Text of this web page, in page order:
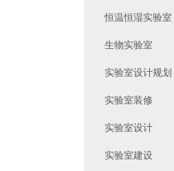
恒温恒湿实验室
生物实验室
实验室设计规划
实验室装修
实验室设计
实验室建设